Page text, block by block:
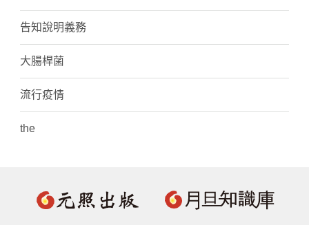
告知說明義務
大腸桿菌
流行疫情
the